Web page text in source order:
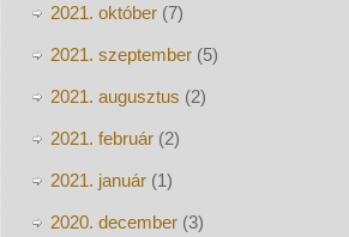
2021. október(7)
2021. szeptember(5)
2021. augusztus (2)
2021. február(2)
2021. január(1)
2020. december(3)